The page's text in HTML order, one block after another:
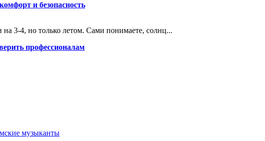
и безопасность
на 3-4, но только летом. Сами понимаете, солнц...
профессионалам
музыканты